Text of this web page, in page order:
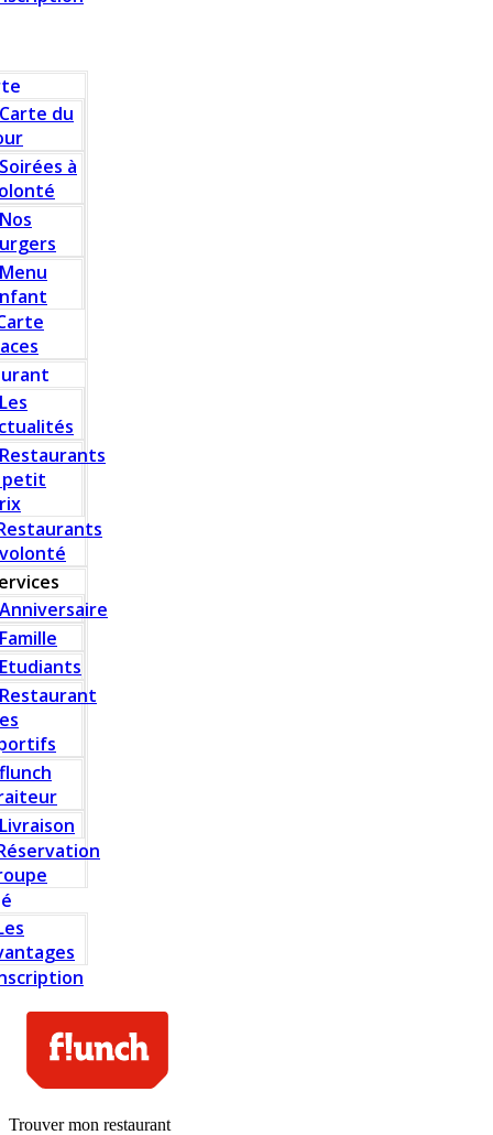
Carte du
Soirées à
Nos
Menu
Les
Restaurants
petit
Anniversaire
Famille
Etudiants
Restaurant
flunch
Livraison
Trouver mon restaurant